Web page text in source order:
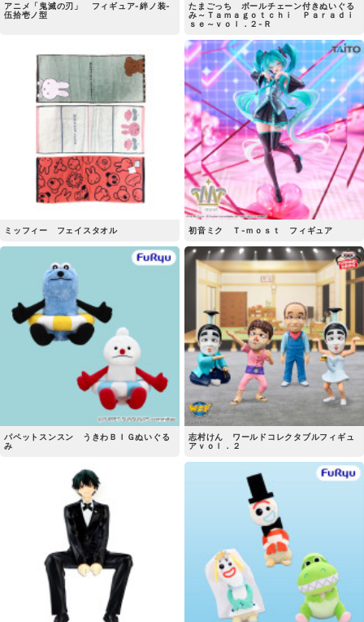
アニメ「鬼滅の刃」 フィギュア-絆ノ装-
伍拾壱ノ型
たまごっち ボールチェーン付きぬいぐる
み～Ｔａｍａｇｏｔｃｈｉ Ｐａｒａｄｉ
ｓｅ～ｖｏｌ．２-Ｒ
ミッフィー フェイスタオル 初音ミク Ｔ-ｍｏｓｔ フィギュア
パペットスンスン うきわＢＩＧぬいぐる
み
志村けん ワールドコレクタブルフィギュ
アｖｏｌ．２